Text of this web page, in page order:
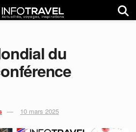
du
10 mars 2025